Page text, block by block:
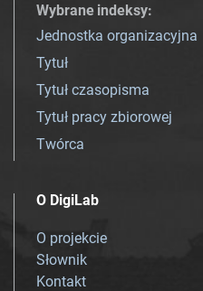
Wybrane indeksy:
Jednostka organizacyjna
Tytuł
Tytuł czasopisma
Tytuł pracy zbiorowej
Twórca
O DigiLab
O projekcie
Słownik
Kontakt